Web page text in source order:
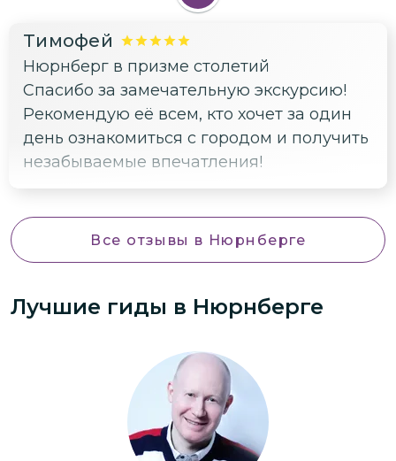
Тимофей
Нюрнберг в призме столетий
Спасибо за замечательную экскурсию!
Рекомендую её всем, кто хочет за один
день ознакомиться с городом и получить
незабываемые впечатления!
Все отзывы в Нюрнберге
Лучшие гиды в Нюрнберге